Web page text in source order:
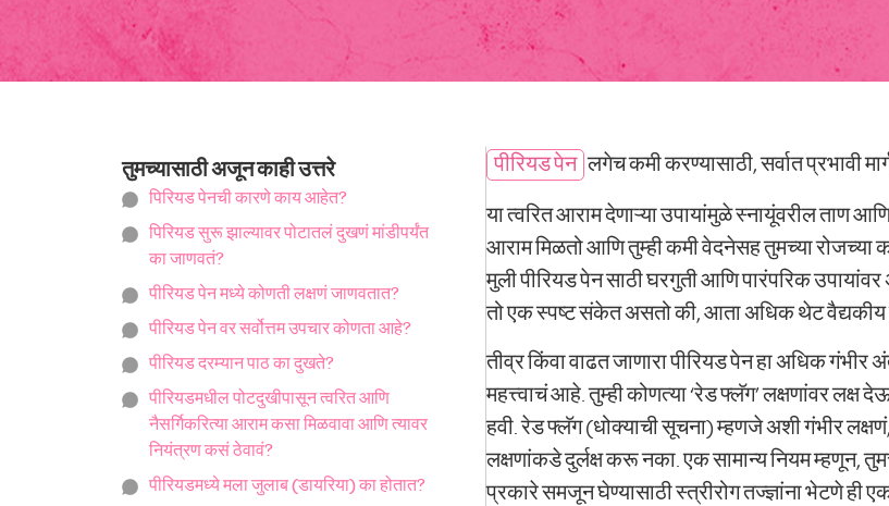
तुमच्यासाठी अजून काही उत्तरे
पिरियड पेनची कारणे काय आहेत?
पिरियड सुरू झाल्यावर पोटातलं दुखणं मांडीपर्यंत
का जाणवतं?
पीरियड पेन मध्ये कोणती लक्षणं जाणवतात?
पीरियड पेन वर सर्वोत्तम उपचार कोणता आहे?
पीरियड दरम्यान पाठ का दुखते?
पीरियडमधील पोटदुखीपासून त्वरित आणि
नैसर्गिकरित्या आराम कसा मिळवावा आणि त्यावर
नियंत्रण कसं ठेवावं?
पीरियडमध्ये मला जुलाब (डायरिया) का होतात?
पीरियड पेन लगेच कमी करण्यासाठी, सर्वात प्रभावी
या त्वरित आराम देणाऱ्या उपायांमुळे स्नायूंवरील ताण
आराम मिळतो आणि तुम्ही कमी वेदनेसह तुमच्या
मुली पीरियड पेन साठी घरगुती आणि पारंपरिक
तो एक स्पष्ट संकेत असतो की, आता अधिक थेट वैद्यकीय
तीव्र किंवा वाढत जाणारा पीरियड पेन हा अधिक
महत्त्वाचं आहे. तुम्ही कोणत्या ‘रेड फ्लॅग’ लक्षणांवर लक्ष
हवी. रेड फ्लॅग (धोक्याची सूचना) म्हणजे अशी गंभीर
लक्षणांकडे दुर्लक्ष करू नका. एक सामान्य नियम म्हणून,
प्रकारे समजून घेण्यासाठी स्त्रीरोग तज्ज्ञांना भेटणे ही